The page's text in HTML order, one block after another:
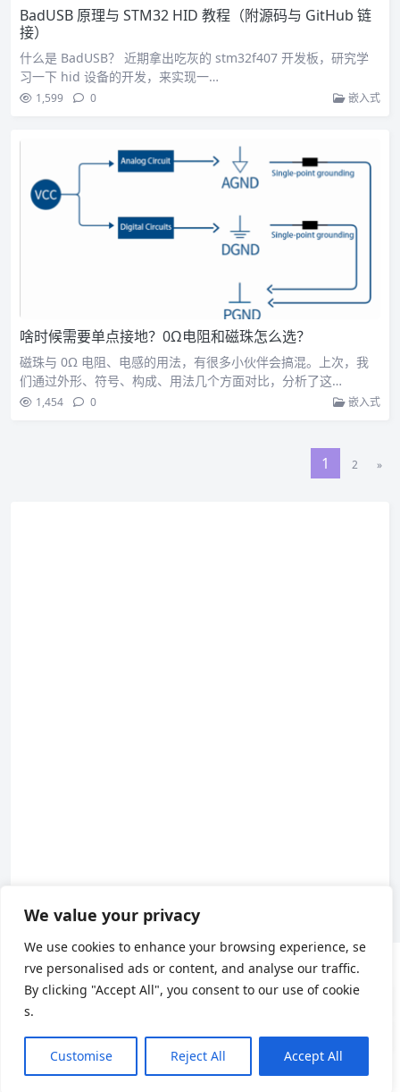
We value your privacy
We use cookies to enhance your browsing experience, se
rve personalised ads or content, and analyse our traffic.
By clicking "Accept All", you consent to our use of cookie
s.
Customise Reject All Accept All
BadUSB 原理与 STM32 HID 教程（附源码与 GitHub 链
接）
什么是 BadUSB？ 近期拿出吃灰的 stm32f407 开发板，研究学
习一下 hid 设备的开发，来实现一…
1,599 0 嵌入式
啥时候需要单点接地？0Ω电阻和磁珠怎么选？
磁珠与 0Ω 电阻、电感的用法，有很多小伙伴会搞混。上次，我
们通过外形、符号、构成、用法几个方面对比，分析了这…
1,454 0 嵌入式
1 2 »
About us
(Twitter)